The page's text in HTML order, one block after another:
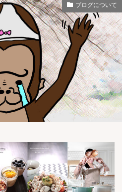
ブログについて